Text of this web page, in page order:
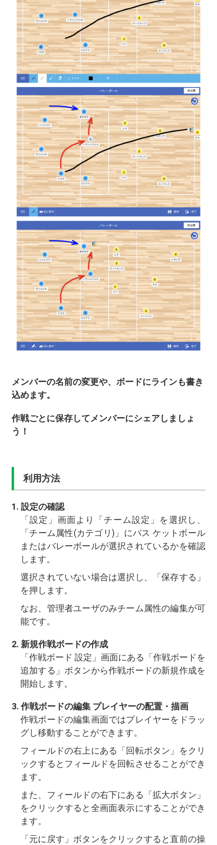
メンバーの名前の変更や、ボードにラインも書き
込めます。
作戦ごとに保存してメンバーにシェアしましょ
う！
利用方法
設定の確認
「設定」画面より「チーム設定」を選択し、
「チーム属性(カテゴリ)」にバス ケットボール
またはバレーボールが選択されているかを確認
します。
選択されていない場合は選択し、「保存する」
を押します。
なお、管理者ユーザのみチーム属性の編集が可
能です。
新規作戦ボードの作成
「作戦ボード 設定」画面にある「作戦ボードを
追加する」ボタンから作戦ボードの新規作成を
開始します。
作戦ボードの編集 プレイヤーの配置・描画
作戦ボードの編集画面ではプレイヤーをドラッ
グし移動することができます。
フィールドの右上にある「回転ボタン」をクリ
ックするとフィールドを回転させることができ
ます。
また、フィールドの右下にある「拡大ボタン」
をクリックすると全画面表示にすることができ
ます。
「元に戻す」ボタンをクリックすると直前の操